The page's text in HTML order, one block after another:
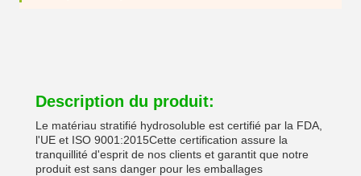
Description du produit:
Le matériau stratifié hydrosoluble est certifié par la FDA,
l'UE et ISO 9001:2015Cette certification assure la
tranquillité d'esprit de nos clients et garantit que notre
produit est sans danger pour les emballages